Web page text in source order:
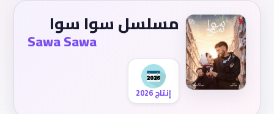
مسلسل سوا سوا
Sawa Sawa
إنتاج 2026